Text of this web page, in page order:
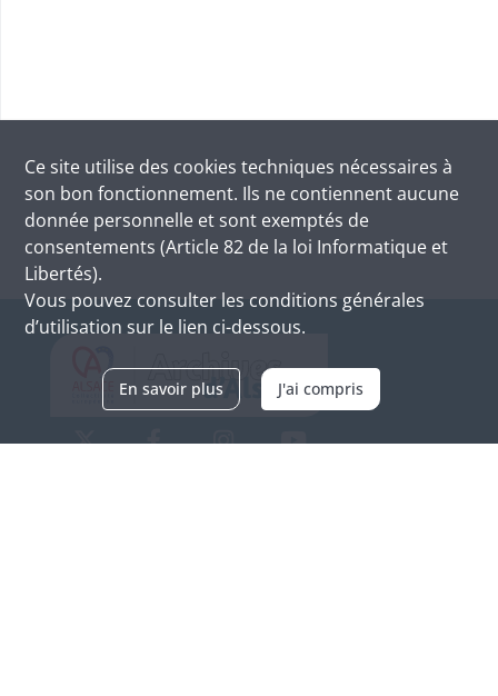
Ce site utilise des cookies techniques nécessaires à
son bon fonctionnement. Ils ne contiennent aucune
donnée personnelle et sont exemptés de
consentements (Article 82 de la loi Informatique et
Libertés).
Vous pouvez consulter les conditions générales
d’utilisation sur le lien ci-dessous.
En savoir plus J'ai compris